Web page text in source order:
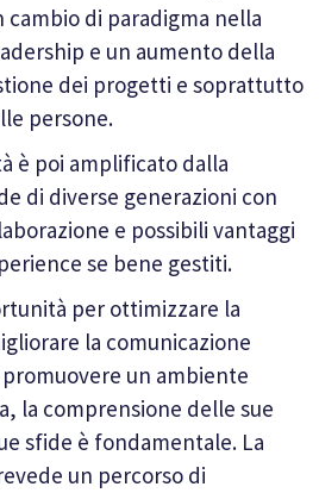
cambio di paradigma nella
e un aumento della
dei progetti e soprattutto
persone.
è poi amplificato dalla
di diverse generazioni con
e possibili vantaggi
se bene gestiti.
per ottimizzare la
la comunicazione
un ambiente
la comprensione delle sue
sfide è fondamentale. La
un percorso di